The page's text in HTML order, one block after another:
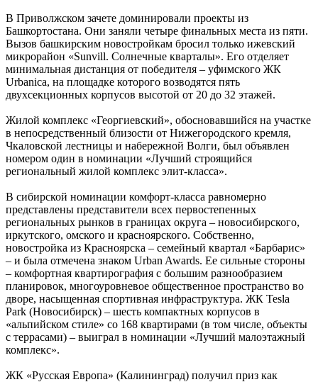
В Приволжском зачете доминировали проекты из
Башкортостана. Они заняли четыре финальных места из пяти.
Вызов башкирским новостройкам бросил только ижевский
микрорайон «Sunvill. Солнечные кварталы». Его отделяет
минимальная дистанция от победителя – уфимского ЖК
Urbanica, на площадке которого возводятся пять
двухсекционных корпусов высотой от 20 до 32 этажей.
Жилой комплекс «Георгиевский», обосновавшийся на участке
в непосредственный близости от Нижегородского кремля,
Чкаловской лестницы и набережной Волги, был объявлен
номером один в номинации «Лучший строящийся
региональный жилой комплекс элит-класса».
В сибирской номинации комфорт-класса равномерно
представлены представители всех первостепенных
региональных рынков в границах округа – новосибирского,
иркутского, омского и красноярского. Собственно,
новостройка из Красноярска – семейный квартал «Барбарис»
– и была отмечена знаком Urban Awards. Ее сильные стороны
– комфортная квартирография с большим разнообразием
планировок, многоуровневое общественное пространство во
дворе, насыщенная спортивная инфраструктура. ЖК Tesla
Park (Новосибирск) – шесть компактных корпусов в
«альпийском стиле» со 168 квартирами (в том числе, объекты
с террасами) – выиграл в номинации «Лучший малоэтажный
комплекс».
ЖК «Русская Европа» (Калининград) получил приз как